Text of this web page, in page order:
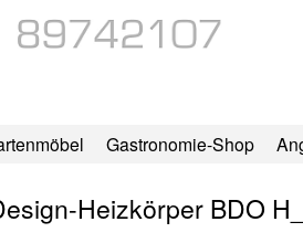
Gastronomie-Shop
Heizkörper BDO